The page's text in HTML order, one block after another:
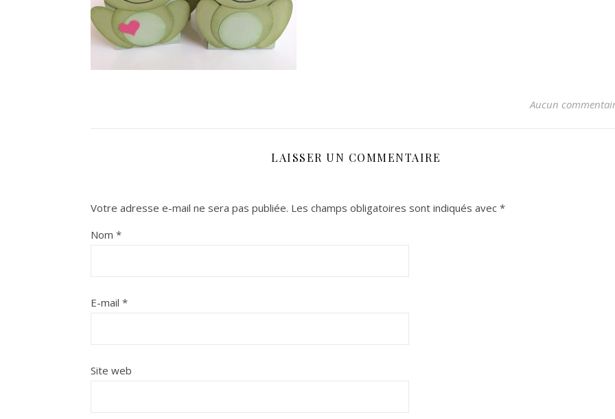
Aucun
LAISSER UN COMMENTAIRE
Votre adresse e-mail ne sera pas publiée. Les champs obligatoires sont indiqués avec *
Nom *
E-mail *
Site web